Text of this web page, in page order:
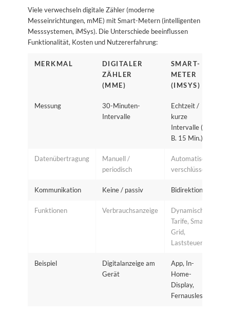
Viele verwechseln digitale Zähler (moderne
Messeinrichtungen, mME) mit Smart-Metern (intelligenten
Messsystemen, iMSys). Die Unterschiede beeinflussen
Funktionalität, Kosten und Nutzererfahrung:
MERKMAL
DIGITALER
ZÄHLER
(MME)
SMART-
METER
(IMSYS)
Messung
30-Minuten-
Intervalle
Echtzeit /
kurze
Intervalle (z.
B. 15 Min.)
Datenübertragung
Manuell /
periodisch
Automatisch,
verschlüsselt
Kommunikation Keine / passiv Bidirektional
Funktionen Verbrauchsanzeige
Dynamische
Tarife, Smart
Grid,
Laststeuerung
Beispiel
Digitalanzeige am
Gerät
App, In-
Home-
Display,
Fernauslesung